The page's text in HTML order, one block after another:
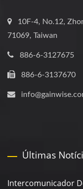
10F-4, No.12,
71069, Taiwan
886-6-3127675
886-6-3137670
Últimas
Intercomunicador